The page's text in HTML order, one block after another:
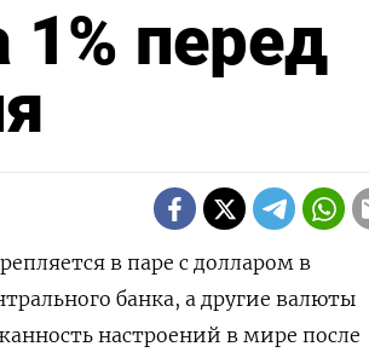
перед
в паре с долларом в
банка, а другие валюты
настроений в мире после